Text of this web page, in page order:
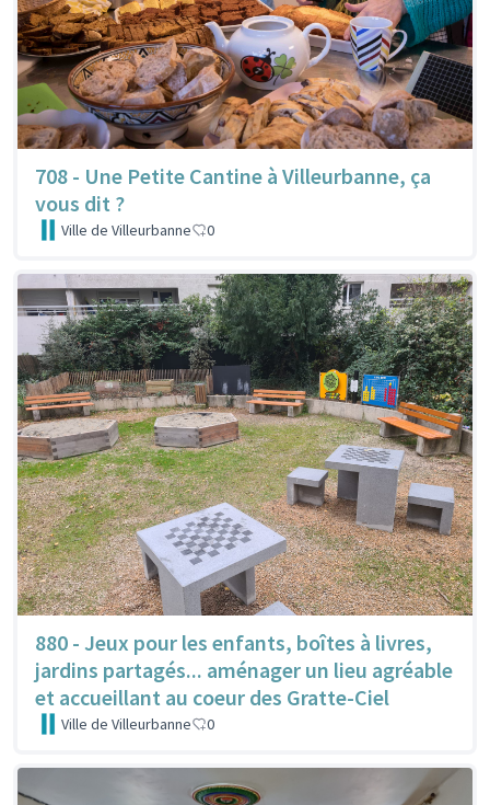
708 - Une Petite Cantine à Villeurbanne, ça
vous dit ?
Ville de Villeurbanne 0
880 - Jeux pour les enfants, boîtes à livres,
jardins partagés... aménager un lieu agréable
et accueillant au coeur des Gratte-Ciel
Ville de Villeurbanne 0